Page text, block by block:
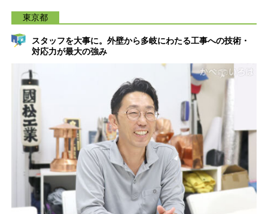
東京都
スタッフを大事に。外壁から多岐にわたる工事への技術・
対応力が最大の強み